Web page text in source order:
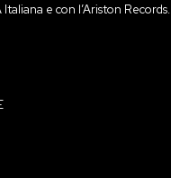
e con l’Ariston Records.